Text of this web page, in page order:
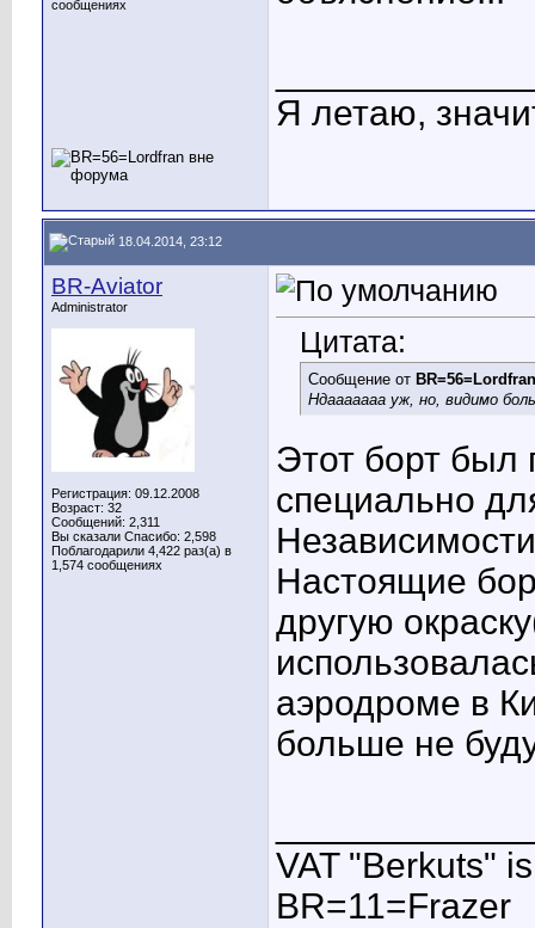
сообщениях
Я летаю,
18.04.2014, 23:12
BR-Aviator
Administrator
Регистрация: 09.12.2008
Возраст: 32
Сообщений: 2,311
Вы сказали Спасибо: 2,598
Поблагодарили 4,422 раз(а) в
1,574 сообщениях
Цитата:
Сообщение от BR=56=Lordfran
Ндааааааа уж, но, видимо
Этот борт был
специально
Настоящие
другую
аэродроме в
больше не
VAT "Berkuts"
BR=11=Frazer